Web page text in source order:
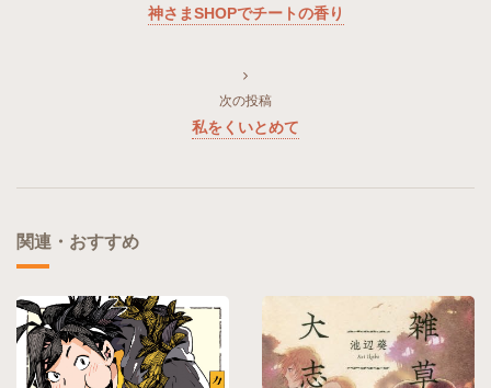
神さまSHOPでチートの香り
次の投稿
私をくいとめて
関連・おすすめ